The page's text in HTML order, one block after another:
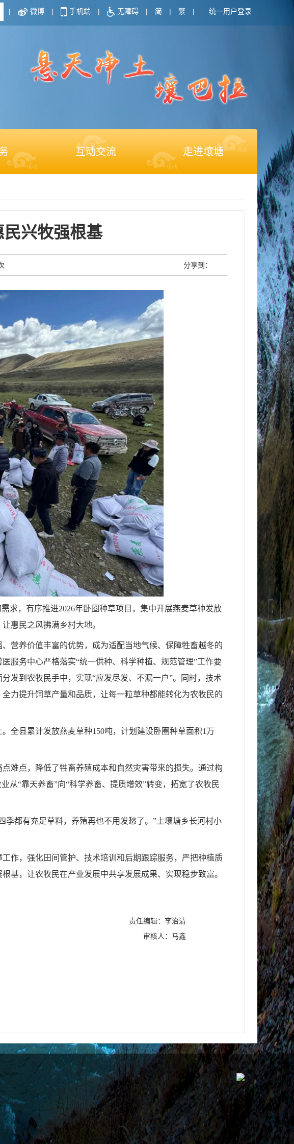
| 微博 | 手机端 | 无障碍 | 简 | 繁 | 统一用户登录
互动交流 走进壤塘
兴牧强根基
分享到：
求，有序推进2026年卧圈种草项目，集中开展燕麦草种发放
惠民之风拂满乡村大地。
营养价值丰富的优势，成为适配当地气候、保障牲畜越冬的
服务中心严格落实“统一供种、科学种植、规范管理”工作要
发到农牧民手中，实现“应发尽发、不漏一户”。同时，技术
力提升饲草产量和品质，让每一粒草种都能转化为农牧民的
全县累计发放燕麦草种150吨，计划建设卧圈种草面积1万
难点，降低了牲畜养殖成本和自然灾害带来的损失。通过构
“靠天养畜”向“科学养畜、提质增效”转变，拓宽了农牧民
都有充足草料，养殖再也不用发愁了。”上壤塘乡长河村小
作，强化田间管护、技术培训和后期跟踪服务，严把种植质
基，让农牧民在产业发展中共享发展成果、实现稳步致富。
责任编辑：李治清
审核人：马鑫